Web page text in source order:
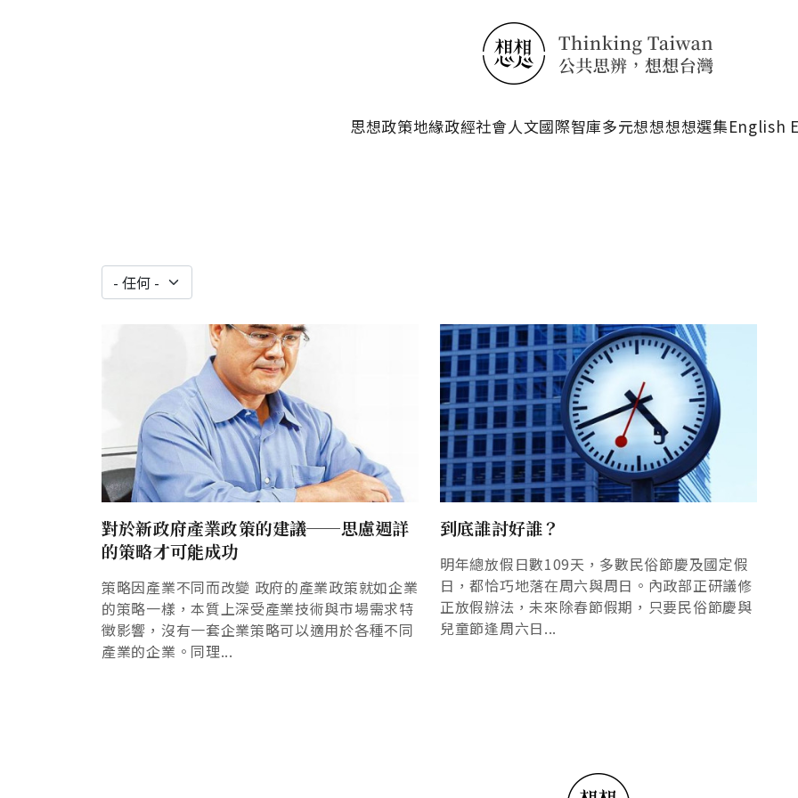
思想政策地緣政經社會人文國際智庫多元想想想想選集English
對於新政府產業政策的建議──思慮週詳
的策略才可能成功
策略因產業不同而改變 政府的產業政策就如企業
的策略一樣，本質上深受產業技術與市場需求特
徵影響，沒有一套企業策略可以適用於各種不同
產業的企業。同理...
到底誰討好誰？
明年總放假日數109天，多數民俗節慶及國定假
日，都恰巧地落在周六與周日。內政部正研議修
正放假辦法，未來除春節假期，只要民俗節慶與
兒童節逢周六日...